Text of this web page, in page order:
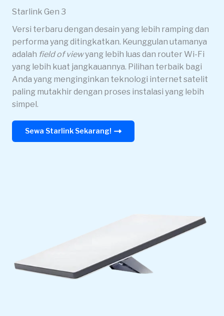
Starlink Gen 3
Versi terbaru dengan desain yang lebih ramping dan
performa yang ditingkatkan. Keunggulan utamanya
adalah field of viewyang lebih luas dan router Wi-Fi
yang lebih kuat jangkauannya. Pilihan terbaik bagi
Anda yang menginginkan teknologi internet satelit
paling mutakhir dengan proses instalasi yang lebih
simpel.
Sewa Starlink Sekarang!